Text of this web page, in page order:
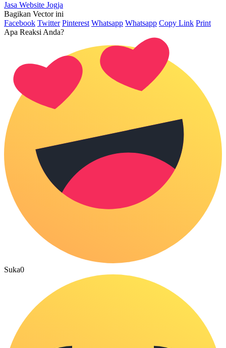
Jasa Website Jogja
Bagikan Vector ini
Facebook Twitter Pinterest Whatsapp Whatsapp Copy Link Print
Apa Reaksi Anda?
Suka0